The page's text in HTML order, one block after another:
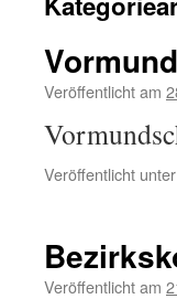
Veröffentlicht am
Veröffentlicht unter
Veröffentlicht am